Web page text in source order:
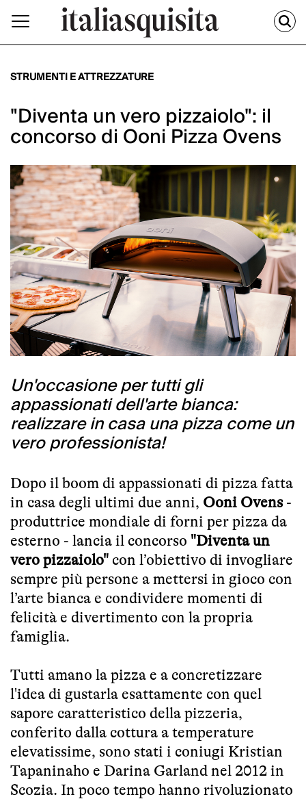
STRUMENTI E ATTREZZATURE
"Diventa un vero pizzaiolo": il
concorso di Ooni Pizza Ovens
Un'occasione per tutti gli
appassionati dell'arte bianca:
realizzare in casa una pizza come un
vero professionista!
Dopo il boom di appassionati di pizza fatta
in casa degli ultimi due anni, Ooni Ovens -
produttrice mondiale di forni per pizza da
esterno - lancia il concorso "Diventa un
vero pizzaiolo" con l’obiettivo di invogliare
sempre più persone a mettersi in gioco con
l’arte bianca e condividere momenti di
felicità e divertimento con la propria
famiglia.
Tutti amano la pizza e a concretizzare
l'idea di gustarla esattamente con quel
sapore caratteristico della pizzeria,
conferito dalla cottura a temperature
elevatissime, sono stati i coniugi Kristian
Tapaninaho e Darina Garland nel 2012 in
Scozia. In poco tempo hanno rivoluzionato